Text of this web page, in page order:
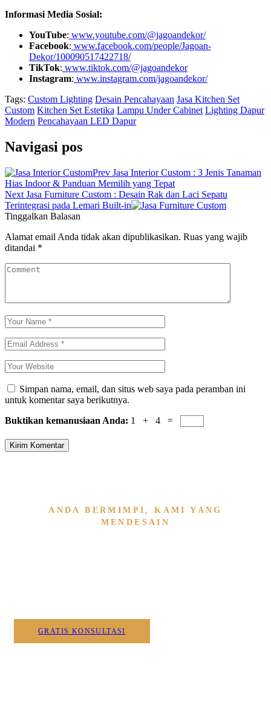
Informasi Media Sosial:
YouTube: www.youtube.com/@jagoandekor/
Facebook: www.facebook.com/people/Jagoan-
Dekor/100090517422718/
TikTok: www.tiktok.com/@jagoandekor
Instagram: www.instagram.com/jagoandekor/
Tags: Custom Lighting Desain Pencahayaan Jasa Kitchen Set
Custom Kitchen Set Estetika Lampu Under Cabinet Lighting Dapur
Modern Pencahayaan LED Dapur
Navigasi pos
Prev Jasa Interior Custom : 3 Jenis Tanaman
Hias Indoor & Panduan Memilih yang Tepat
Next Jasa Furniture Custom : Desain Rak dan Laci Sepatu
Terintegrasi pada Lemari Built-in
Tinggalkan Balasan
Alamat email Anda tidak akan dipublikasikan. Ruas yang wajib
ditandai *
Simpan nama, email, dan situs web saya pada peramban ini
untuk komentar saya berikutnya.
Buktikan kemanusiaan Anda: 1 + 4 =
Kirim Komentar
ANDA BERMIMPI, KAMI YANG
MENDESAIN
GRATIS KONSULTASI